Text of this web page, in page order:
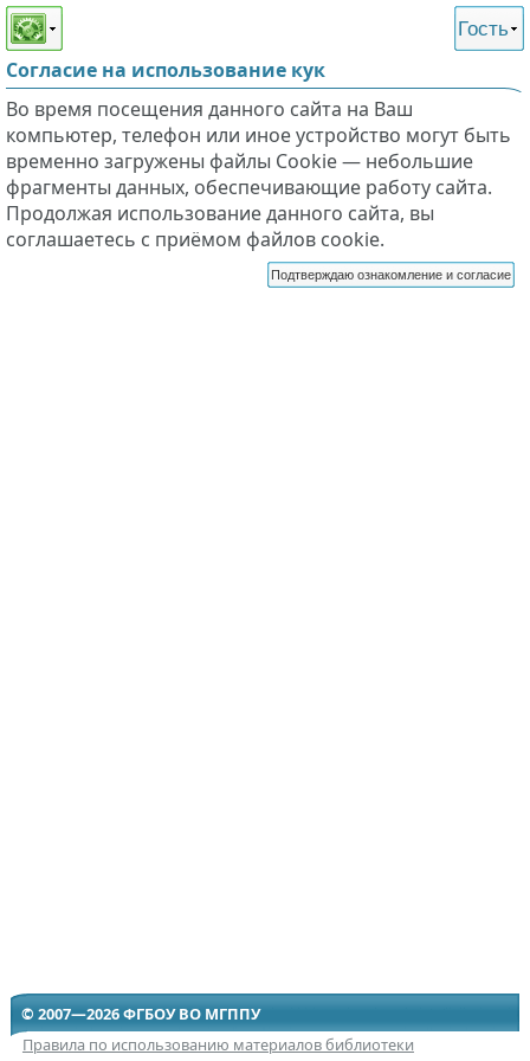
Этот сайт поддерживает
слабовидящих
Гость
Согласие на использование кук
Во время посещения данного сайта на Ваш
компьютер, телефон или иное устройство могут быть
временно загружены файлы Cookie — небольшие
фрагменты данных, обеспечивающие работу сайта.
Продолжая использование данного сайта, вы
соглашаетесь с приёмом файлов cookie.
Подтверждаю ознакомление и согласие
© 2007—2026 ФГБОУ ВО МГППУ
Правила по использованию материалов библиотеки